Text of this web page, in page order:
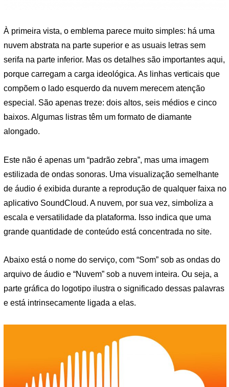
À primeira vista, o emblema parece muito simples: há uma
nuvem abstrata na parte superior e as usuais letras sem
serifa na parte inferior. Mas os detalhes são importantes aqui,
porque carregam a carga ideológica. As linhas verticais que
compõem o lado esquerdo da nuvem merecem atenção
especial. São apenas treze: dois altos, seis médios e cinco
baixos. Algumas listras têm um formato de diamante
alongado.
Este não é apenas um “padrão zebra”, mas uma imagem
estilizada de ondas sonoras. Uma visualização semelhante
de áudio é exibida durante a reprodução de qualquer faixa no
aplicativo SoundCloud. A nuvem, por sua vez, simboliza a
escala e versatilidade da plataforma. Isso indica que uma
grande quantidade de conteúdo está concentrada no site.
Abaixo está o nome do serviço, com “Som” sob as ondas do
arquivo de áudio e “Nuvem” sob a nuvem inteira. Ou seja, a
parte gráfica do logotipo ilustra o significado dessas palavras
e está intrinsecamente ligada a elas.